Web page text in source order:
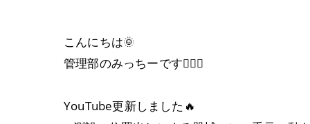
こんにちは🌞
管理部のみっちーです🙋‍♀️✨
YouTube更新しました🔥